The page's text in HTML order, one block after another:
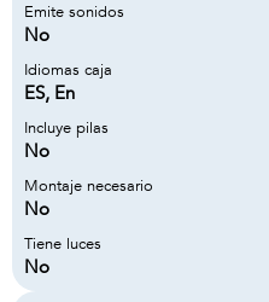
Emite sonidos
No
Idiomas caja
ES, En
Incluye pilas
No
Montaje necesario
No
Tiene luces
No